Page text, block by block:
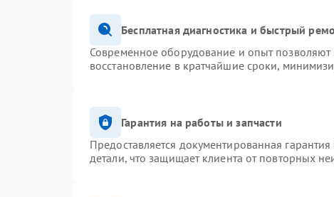
Бесплатная диагностика и быстрый
Современное оборудование и опыт позволяют
восстановление в кратчайшие сроки,
Гарантия на работы и запчасти
Предоставляется документированная
детали, что защищает клиента от повторных